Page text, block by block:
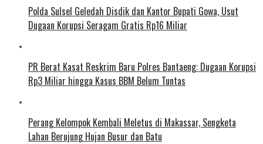
Polda Sulsel Geledah Disdik dan Kantor Bupati Gowa, Usut
Dugaan Korupsi Seragam Gratis Rp16 Miliar
PR Berat Kasat Reskrim Baru Polres Bantaeng: Dugaan Korupsi
Rp3 Miliar hingga Kasus BBM Belum Tuntas
Perang Kelompok Kembali Meletus di Makassar, Sengketa
Lahan Berujung Hujan Busur dan Batu